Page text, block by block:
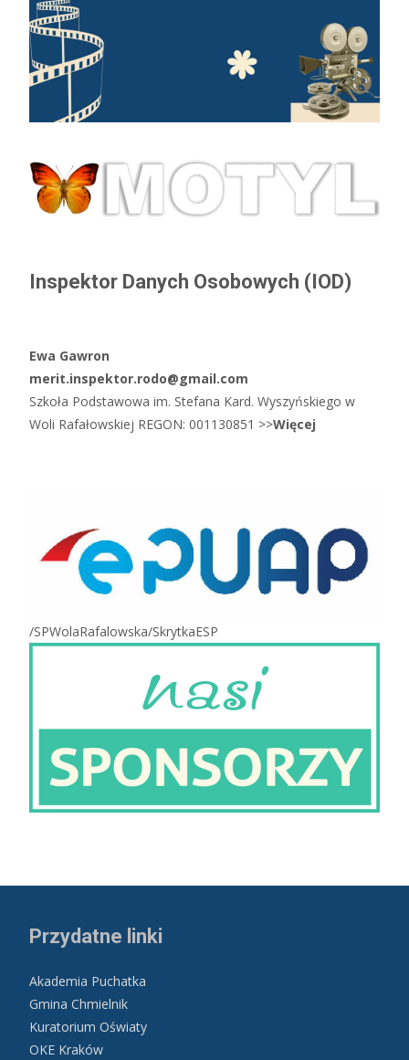
Inspektor Danych Osobowych (IOD)
Ewa Gawron
merit.inspektor.rodo@gmail.com
Szkoła Podstawowa im. Stefana Kard. Wyszyńskiego w
Woli Rafałowskiej REGON: 001130851 >>Więcej
/SPWolaRafalowska/SkrytkaESP
Przydatne linki
Akademia Puchatka
Gmina Chmielnik
Kuratorium Oświaty
OKE Kraków